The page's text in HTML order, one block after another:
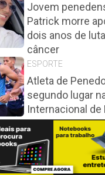
Jovem
Patrick morre
dois anos de
câncer
ESPORTE
Atleta de
segundo lugar
Internacional de